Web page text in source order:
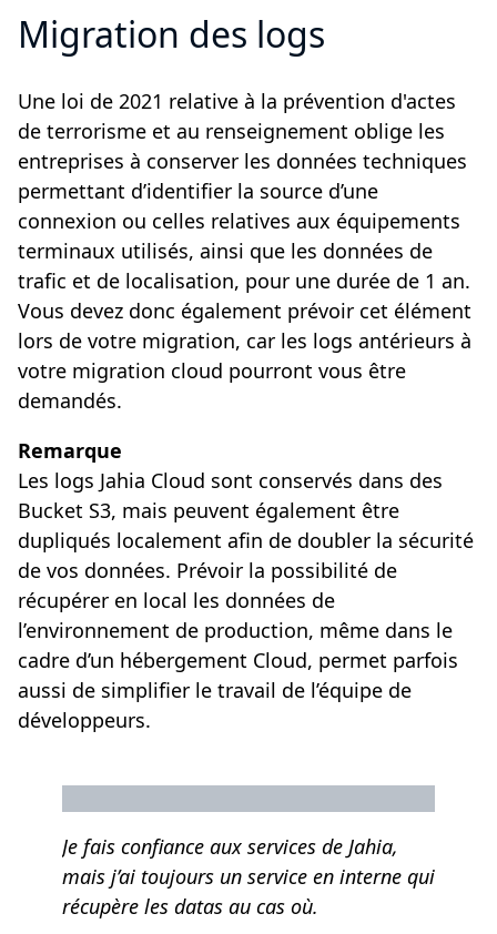
Migration des logs
Une loi de 2021 relative à la prévention d'actes
de terrorisme et au renseignement oblige les
entreprises à conserver les données techniques
permettant d’identifier la source d’une
connexion ou celles relatives aux équipements
terminaux utilisés, ainsi que les données de
trafic et de localisation, pour une durée de 1 an.
Vous devez donc également prévoir cet élément
lors de votre migration, car les logs antérieurs à
votre migration cloud pourront vous être
demandés.
Remarque
Les logs Jahia Cloud sont conservés dans des
Bucket S3, mais peuvent également être
dupliqués localement afin de doubler la sécurité
de vos données. Prévoir la possibilité de
récupérer en local les données de
l’environnement de production, même dans le
cadre d’un hébergement Cloud, permet parfois
aussi de simplifier le travail de l’équipe de
développeurs.
Je fais confiance aux services de Jahia,
mais j’ai toujours un service en interne qui
récupère les datas au cas où.